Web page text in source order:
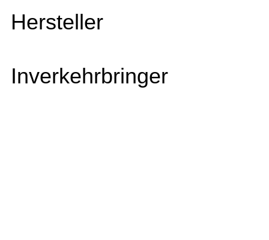
Hersteller
Inverkehrbringer